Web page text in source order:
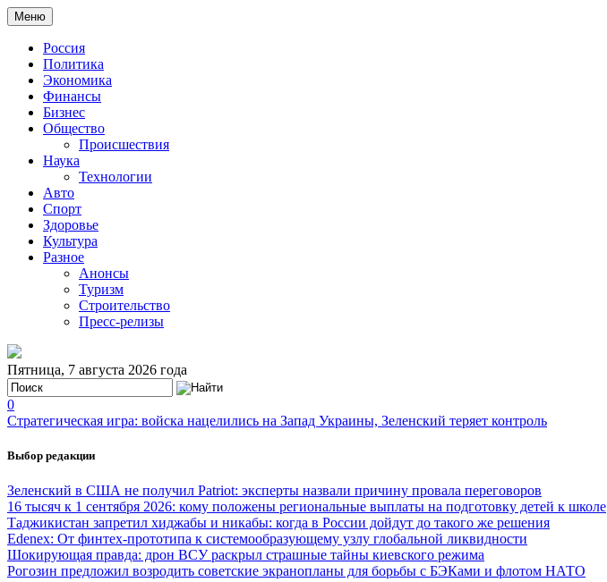
Меню
Россия
Политика
Экономика
Финансы
Бизнес
Общество
Происшествия
Наука
Технологии
Авто
Спорт
Здоровье
Культура
Разное
Анонсы
Туризм
Строительство
Пресс-релизы
Пятница, 7 августа 2026 года
0
Стратегическая игра: войска нацелились на Запад Украины, Зеленский теряет контроль
Выбор редакции
Зеленский в США не получил Patriot: эксперты назвали причину провала переговоров
16 тысяч к 1 сентября 2026: кому положены региональные выплаты на подготовку детей к школе
Таджикистан запретил хиджабы и никабы: когда в России дойдут до такого же решения
Edenex: От финтех-прототипа к системообразующему узлу глобальной ликвидности
Шокирующая правда: дрон ВСУ раскрыл страшные тайны киевского режима
Рогозин предложил возродить советские экранопланы для борьбы с БЭКами и флотом НАТО